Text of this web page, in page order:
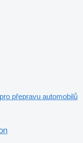
přepravu automobilů